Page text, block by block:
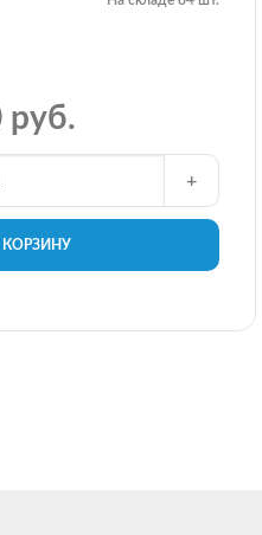
руб.
КОРЗИНУ
+